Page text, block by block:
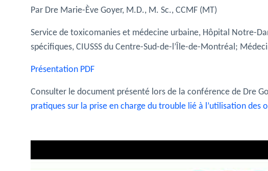
Par Dre Marie-Ève Goyer, M.D., M. Sc., CCMF (MT)
Service de toxicomanies et médecine urbaine, Hôpital Notre-
spécifiques, CIUSSS du Centre-Sud-de-l’Île-de-Montréal;
Présentation PDF
Consulter le document présenté lors de la conférence de Dre
pratiques sur la prise en charge du trouble lié à l’utilisation des